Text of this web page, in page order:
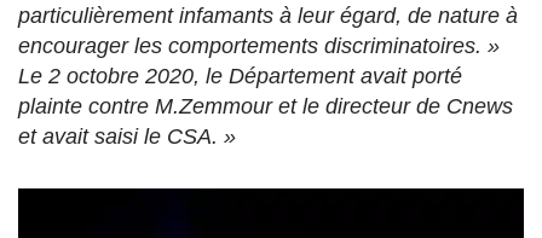
particulièrement infamants à leur égard, de nature à
encourager les comportements discriminatoires. »
Le 2 octobre 2020, le Département avait porté
plainte contre M.Zemmour et le directeur de Cnews
et avait saisi le CSA. »